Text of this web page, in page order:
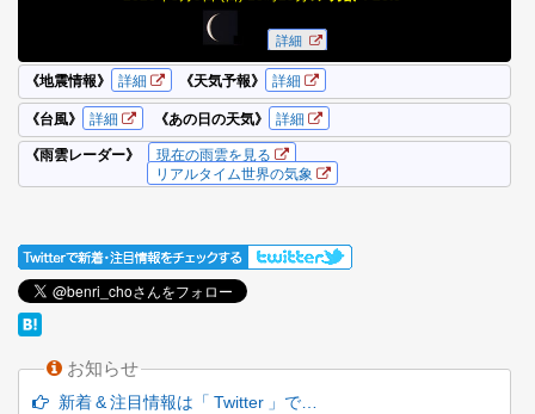
お知らせ
新着 & 注目情報は「 Twitter 」で…